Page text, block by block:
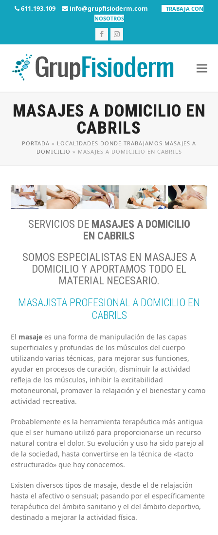
611.193.109 info@grupfisioderm.com
TRABAJA CON
NOSOTROS
FacebookInstagram
MASAJES A DOMICILIO EN
CABRILS
PORTADA » LOCALIDADES DONDE TRABAJAMOS MASAJES A
DOMICILIO » MASAJES A DOMICILIO EN CABRILS
SERVICIOS DE MASAJES A DOMICILIO
EN CABRILS
SOMOS ESPECIALISTAS EN MASAJES A
DOMICILIO Y APORTAMOS TODO EL
MATERIAL NECESARIO.
MASAJISTA PROFESIONAL A DOMICILIO EN
CABRILS
El masaje es una forma de manipulación de las capas
superficiales y profundas de los músculos del cuerpo
utilizando varias técnicas, para mejorar sus funciones,
ayudar en procesos de curación, disminuir la actividad
refleja de los músculos, inhibir la excitabilidad
motoneuronal, promover la relajación y el bienestar y como
actividad recreativa.
Probablemente es la herramienta terapéutica más antigua
que el ser humano utilizó para proporcionarse un recurso
natural contra el dolor. Su evolución y uso ha sido parejo al
de la sociedad, hasta convertirse en la técnica de «tacto
estructurado» que hoy conocemos.
Existen diversos tipos de masaje, desde el de relajación
hasta el afectivo o sensual; pasando por el específicamente
terapéutico del ámbito sanitario y el del ámbito deportivo,
destinado a mejorar la actividad física.